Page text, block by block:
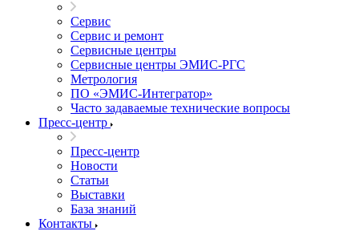
Сервис
Сервис и ремонт
Сервисные центры
Сервисные центры ЭМИС-РГС
Метрология
ПО «ЭМИС-Интегратор»
Часто задаваемые технические вопросы
Пресс-центр
Пресс-центр
Новости
Статьи
Выставки
База знаний
Контакты